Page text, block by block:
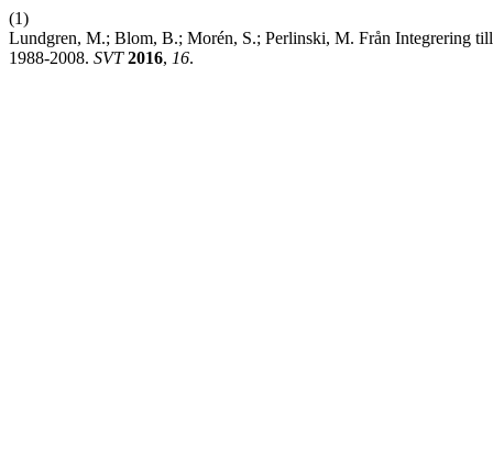
(1)
Lundgren, M.; Blom, B.; Morén, S.; Perlinski, M. Från Integrering
1988-2008. SVT 2016, 16.